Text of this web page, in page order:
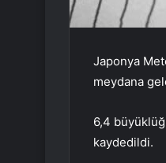
Japonya
meydana
6,4
kaydedildi.